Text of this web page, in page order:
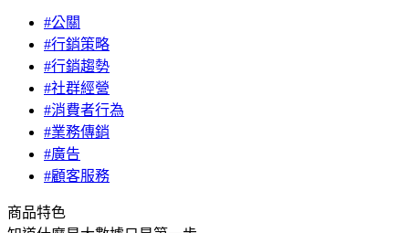
#公關
#行銷策略
#行銷趨勢
#社群經營
#消費者行為
#業務傳銷
#廣告
#顧客服務
商品特色